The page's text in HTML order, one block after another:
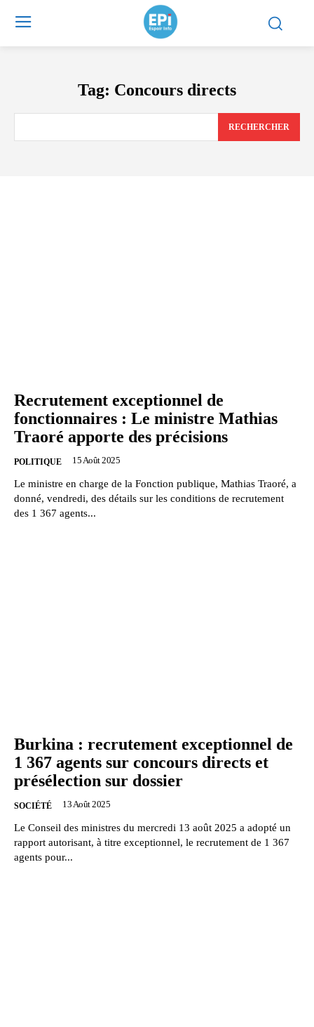
Tag: Concours directs
RECHERCHER
Recrutement exceptionnel de
fonctionnaires : Le ministre Mathias
Traoré apporte des précisions
POLITIQUE 15 Août 2025
Le ministre en charge de la Fonction publique, Mathias Traoré, a
donné, vendredi, des détails sur les conditions de recrutement
des 1 367 agents...
Burkina : recrutement exceptionnel de
1 367 agents sur concours directs et
présélection sur dossier
SOCIÉTÉ 13 Août 2025
Le Conseil des ministres du mercredi 13 août 2025 a adopté un
rapport autorisant, à titre exceptionnel, le recrutement de 1 367
agents pour...